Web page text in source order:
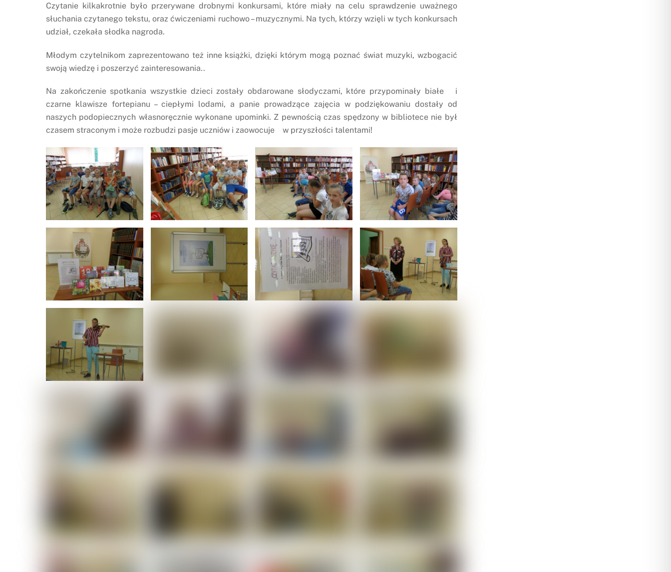
Czytanie kilkakrotnie było przerywane drobnymi konkursami, które miały na celu sprawdzenie uważnego
słuchania czytanego tekstu, oraz ćwiczeniami ruchowo – muzycznymi. Na tych, którzy wzięli w tych konkursach
udział, czekała słodka nagroda.
Młodym czytelnikom zaprezentowano też inne książki, dzięki którym mogą poznać świat muzyki, wzbogacić
swoją wiedzę i poszerzyć zainteresowania..
Na zakończenie spotkania wszystkie dzieci zostały obdarowane słodyczami, które przypominały białe i
czarne klawisze fortepianu – ciepłymi lodami, a panie prowadzące zajęcia w podziękowaniu dostały od
naszych podopiecznych własnoręcznie wykonane upominki. Z pewnością czas spędzony w bibliotece nie był
czasem straconym i może rozbudzi pasje uczniów i zaowocuje w przyszłości talentami!